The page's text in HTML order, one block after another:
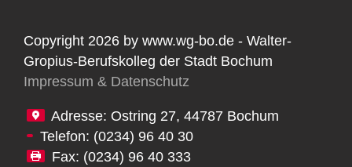
Copyright 2026 by www.wg-bo.de - Walter-
Gropius-Berufskolleg der Stadt Bochum
Impressum & Datenschutz
Adresse: Ostring 27, 44787 Bochum
Telefon: (0234) 96 40 30
Fax: (0234) 96 40 333